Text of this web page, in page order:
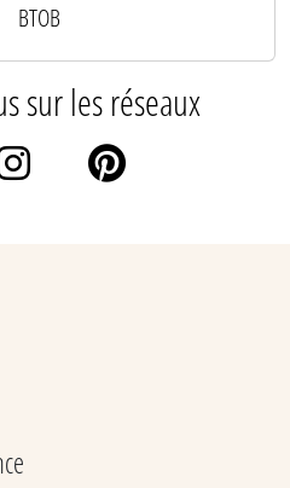
BTOB
sur les réseaux